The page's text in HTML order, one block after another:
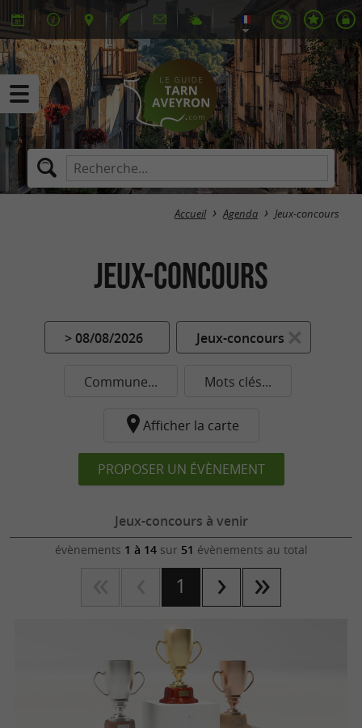
Accueil Agenda Jeux-concours
Jeux-concours
> 08/08/2026 Jeux-concours
Commune... Mots clés...
Afficher la carte
PROPOSER UN ÉVÈNEMENT
Jeux-concours à venir
évènements 1 à 14sur 51 évènements au total
1